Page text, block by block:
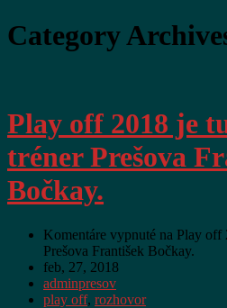
Category
Play off 2018 je
tréner Prešova
Bočkay.
Komentáre vypnuté na Play off
Prešova František Bočkay.
feb, 27, 2018
adminpresov
play off, rozhovor